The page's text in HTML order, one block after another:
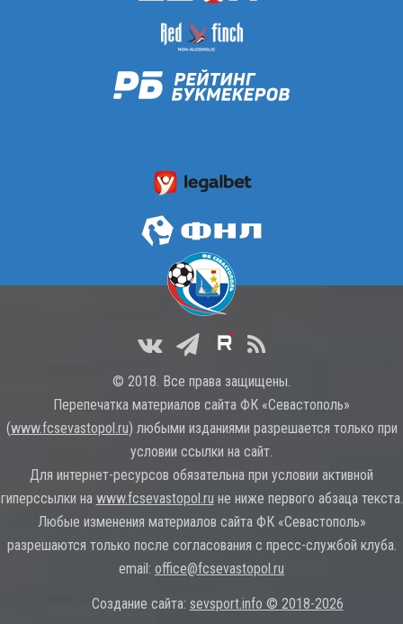
© 2018. Все права защищены.
Перепечатка материалов сайта ФК «Севастополь»
(www.fcsevastopol.ru) любыми изданиями разрешается только при
условии ссылки на сайт.
Для интернет-ресурсов обязательна при условии активной
гиперссылки на www.fcsevastopol.ru не ниже первого абзаца текста.
Любые изменения материалов сайта ФК «Севастополь»
разрешаются только после согласования с пресс-службой клуба.
email: office@fcsevastopol.ru
Создание сайта: sevsport.info © 2018-2026